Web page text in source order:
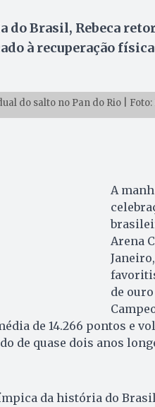
Brasil, Rebeca
à recuperação física
do salto no Pan do Rio | Foto:
A
Arena
de
de 14.266 pontos e
de quase dois anos
da história do